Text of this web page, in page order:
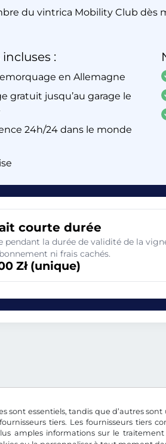
essentiels, tandis que d’autres
tiers. Les fournisseurs tiers
amples informations sur le
du vintrica Mobility Club dès
:
en Allemagne
gratuit jusqu’au garage le
24h/24 dans le monde
courte durée
pendant la durée de validité de la
ni frais cachés.
Zł (unique)